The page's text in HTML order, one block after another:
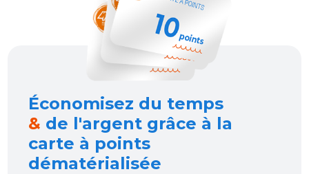
Économisez du temps
& de l'argent grâce à la
carte à points
dématérialisée